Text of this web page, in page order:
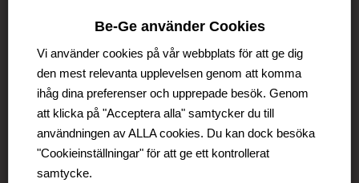
Be-Ge Koncernen
Be-Ge Koncernen är en familjeägd företagsgrupp med
verksamhet i Sverige, Danmark, Storbritannien,
Litauen, Nederländerna och Tyskland. Koncernen
omfattar affärsområdena Be-Ge Seating Division,
Be-Ge Component Division och Be-Ge Vehicle
Division.
Be-Ge använder Cookies
Vi använder cookies på vår webbplats för att ge dig
den mest relevanta upplevelsen genom att komma
ihåg dina preferenser och upprepade besök. Genom
att klicka på "Acceptera alla" samtycker du till
användningen av ALLA cookies. Du kan dock besöka
"Cookieinställningar" för att ge ett kontrollerat
samtycke.